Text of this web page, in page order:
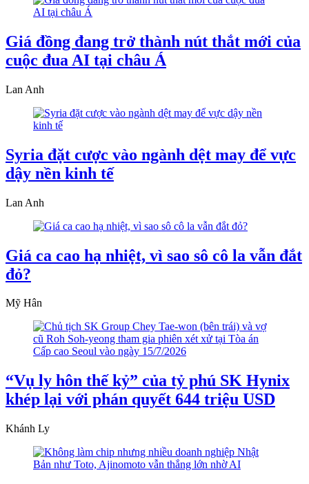
Giá đồng đang trở thành nút thắt mới của
cuộc đua AI tại châu Á
Lan Anh
Syria đặt cược vào ngành dệt may để vực
dậy nền kinh tế
Lan Anh
Giá ca cao hạ nhiệt, vì sao sô cô la vẫn đắt
đỏ?
Mỹ Hân
“Vụ ly hôn thế kỷ” của tỷ phú SK Hynix
khép lại với phán quyết 644 triệu USD
Khánh Ly